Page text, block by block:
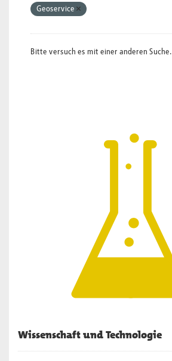
Wissenschaft und Technologie
Geoservice
Bitte versuch es mit einer anderen Suche.